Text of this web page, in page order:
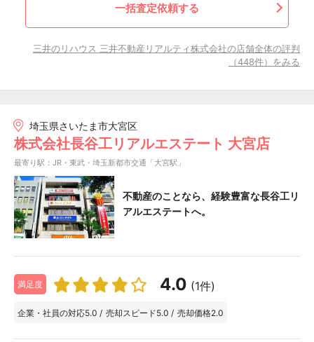
一括査定依頼する
三井のリハウス 三井不動産リアルティ株式会社の店舗全体の評判
（448件）をみる
埼玉県さいたま市大宮区
株式会社長谷工リアルエステート 大宮店
最寄り駅：JR・東武・埼玉新都市交通「大宮駅」
不動産のことなら、経験豊富な長谷工リ
アルエステートへ。
満足度 4.0 (1件)
企業・社員の対応5.0 / 売却スピード5.0 / 売却価格2.0